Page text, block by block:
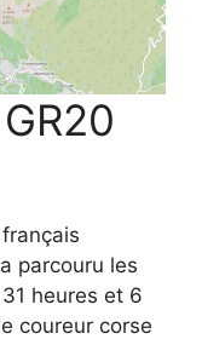
parcouru les
heures et 6
coureur corse